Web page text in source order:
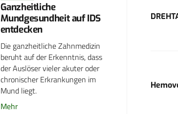
Ganzheitliche
Mundgesundheit auf IDS
entdecken
Die ganzheitliche Zahnmedizin
beruht auf der Erkenntnis, dass
der Auslöser vieler akuter oder
chronischer Erkrankungen im
Mund liegt.
Mehr